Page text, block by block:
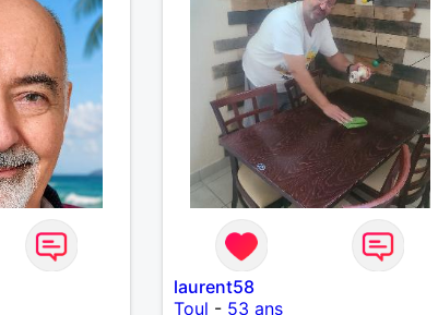
laurent58
Toul - 53 ans